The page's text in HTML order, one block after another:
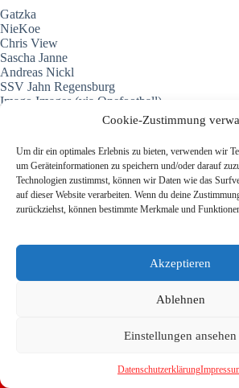
Cookie-Zustimmung
Um dir ein optimales Erlebnis zu bieten, verwenden wir
um Geräteinformationen zu speichern und/oder darauf
Technologien zustimmst, können wir Daten wie das
auf dieser Website verarbeiten. Wenn du deine
zurückziehst, können bestimmte Merkmale und
Akzeptieren
Ablehnen
Einstellungen ansehen
Datenschutzerklärung
Gatzka
NieKoe
Chris View
Sascha Janne
Andreas Nickl
SSV Jahn Regensburg
Imago Images (via Onefootball)